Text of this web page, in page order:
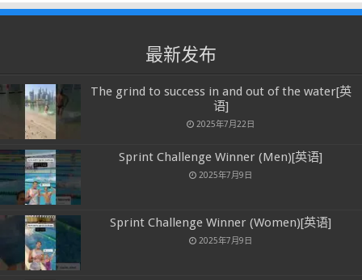
最新发布
The grind to success in and out of the water[英
语]
2025年7月22日
Sprint Challenge Winner (Men)[英语]
2025年7月9日
Sprint Challenge Winner (Women)[英语]
2025年7月9日